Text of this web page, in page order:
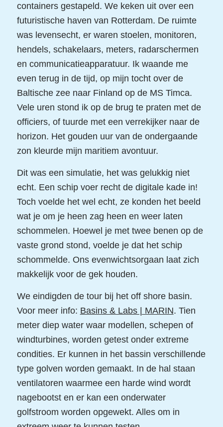
containers gestapeld. We keken uit over een
futuristische haven van Rotterdam. De ruimte
was levensecht, er waren stoelen, monitoren,
hendels, schakelaars, meters, radarschermen
en communicatieapparatuur. Ik waande me
even terug in de tijd, op mijn tocht over de
Baltische zee naar Finland op de MS Timca.
Vele uren stond ik op de brug te praten met de
officiers, of tuurde met een verrekijker naar de
horizon. Het gouden uur van de ondergaande
zon kleurde mijn maritiem avontuur.
Dit was een simulatie, het was gelukkig niet
echt. Een schip voer recht de digitale kade in!
Toch voelde het wel echt, ze konden het beeld
wat je om je heen zag heen en weer laten
schommelen. Hoewel je met twee benen op de
vaste grond stond, voelde je dat het schip
schommelde. Ons evenwichtsorgaan laat zich
makkelijk voor de gek houden.
We eindigden de tour bij het off shore basin.
Voor meer info: Basins & Labs | MARIN. Tien
meter diep water waar modellen, schepen of
windturbines, worden getest onder extreme
condities. Er kunnen in het bassin verschillende
type golven worden gemaakt. In de hal staan
ventilatoren waarmee een harde wind wordt
nagebootst en er kan een onderwater
golfstroom worden opgewekt. Alles om in